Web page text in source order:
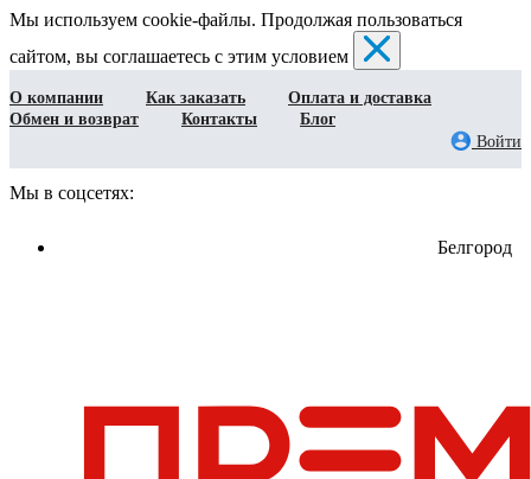
Мы используем cookie-файлы. Продолжая пользоваться
сайтом, вы соглашаетесь с этим условием
О компании Как заказать
Оплата и доставка
Обмен и возврат
Контакты
Блог
Войти
Мы в соцсетях:
Белгород